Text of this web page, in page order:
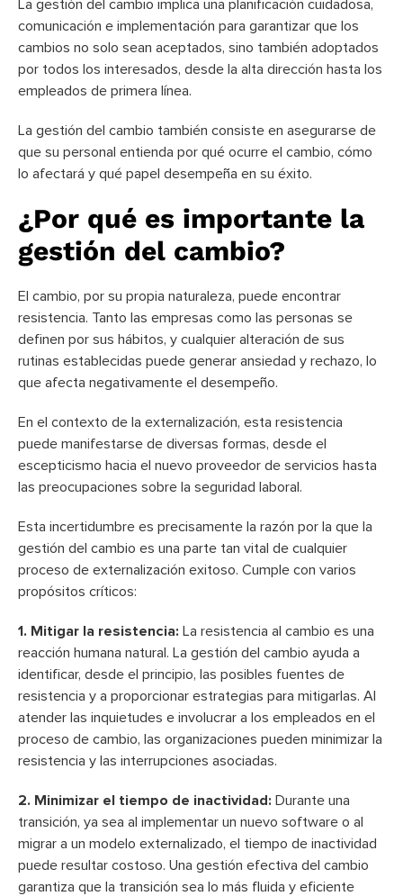
La gestión del cambio implica una planificación cuidadosa,
comunicación e implementación para garantizar que los
cambios no solo sean aceptados, sino también adoptados
por todos los interesados, desde la alta dirección hasta los
empleados de primera línea.
La gestión del cambio también consiste en asegurarse de
que su personal entienda por qué ocurre el cambio, cómo
lo afectará y qué papel desempeña en su éxito.
¿Por qué es importante la
gestión del cambio?
El cambio, por su propia naturaleza, puede encontrar
resistencia. Tanto las empresas como las personas se
definen por sus hábitos, y cualquier alteración de sus
rutinas establecidas puede generar ansiedad y rechazo, lo
que afecta negativamente el desempeño.
En el contexto de la externalización, esta resistencia
puede manifestarse de diversas formas, desde el
escepticismo hacia el nuevo proveedor de servicios hasta
las preocupaciones sobre la seguridad laboral.
Esta incertidumbre es precisamente la razón por la que la
gestión del cambio es una parte tan vital de cualquier
proceso de externalización exitoso. Cumple con varios
propósitos críticos:
1. Mitigar la resistencia: La resistencia al cambio es una
reacción humana natural. La gestión del cambio ayuda a
identificar, desde el principio, las posibles fuentes de
resistencia y a proporcionar estrategias para mitigarlas. Al
atender las inquietudes e involucrar a los empleados en el
proceso de cambio, las organizaciones pueden minimizar la
resistencia y las interrupciones asociadas.
2. Minimizar el tiempo de inactividad: Durante una
transición, ya sea al implementar un nuevo software o al
migrar a un modelo externalizado, el tiempo de inactividad
puede resultar costoso. Una gestión efectiva del cambio
garantiza que la transición sea lo más fluida y eficiente